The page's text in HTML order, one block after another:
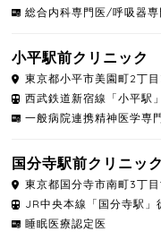
総合内科専門医/呼吸器
小平駅前クリニック
東京都小平市美園町2丁
西武鉄道新宿線「小平駅
一般病院連携精神医学専
国分寺駅前クリニック
東京都国分寺市南町3丁
JR中央本線「国分寺駅」
睡眠医療認定医